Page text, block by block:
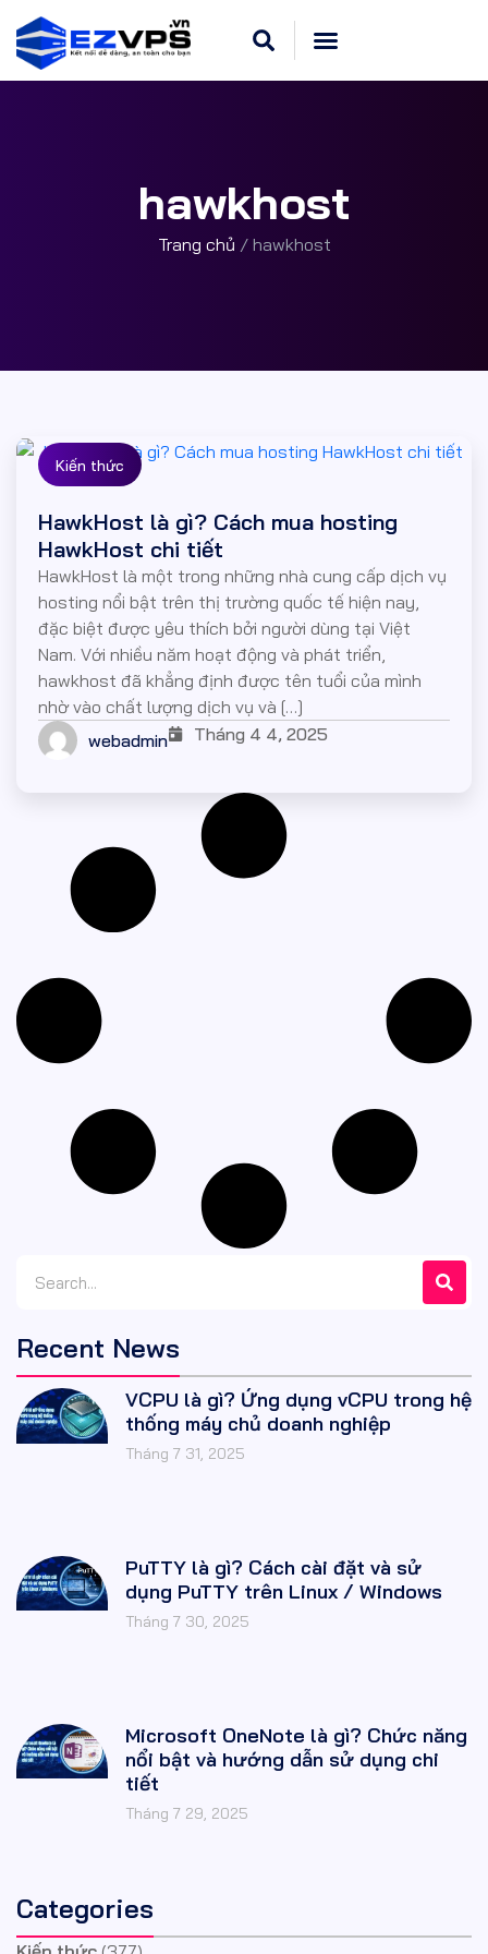
hawkhost
Trang chủ / hawkhost
Kiến thức
HawkHost là gì? Cách mua hosting
HawkHost chi tiết
HawkHost là một trong những nhà cung cấp dịch vụ
hosting nổi bật trên thị trường quốc tế hiện nay,
đặc biệt được yêu thích bởi người dùng tại Việt
Nam. Với nhiều năm hoạt động và phát triển,
hawkhost đã khẳng định được tên tuổi của mình
nhờ vào chất lượng dịch vụ và […]
webadmin
Tháng 4 4, 2025
Recent News
VCPU là gì? Ứng dụng vCPU trong hệ
thống máy chủ doanh nghiệp
Tháng 7 31, 2025
PuTTY là gì? Cách cài đặt và sử
dụng PuTTY trên Linux / Windows
Tháng 7 30, 2025
Microsoft OneNote là gì? Chức năng
nổi bật và hướng dẫn sử dụng chi
tiết
Tháng 7 29, 2025
Categories